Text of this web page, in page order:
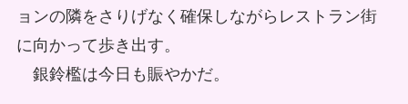
ョンの隣をさりげなく確保しながらレストラン街
に向かって歩き出す。
銀鈴檻は今日も賑やかだ。